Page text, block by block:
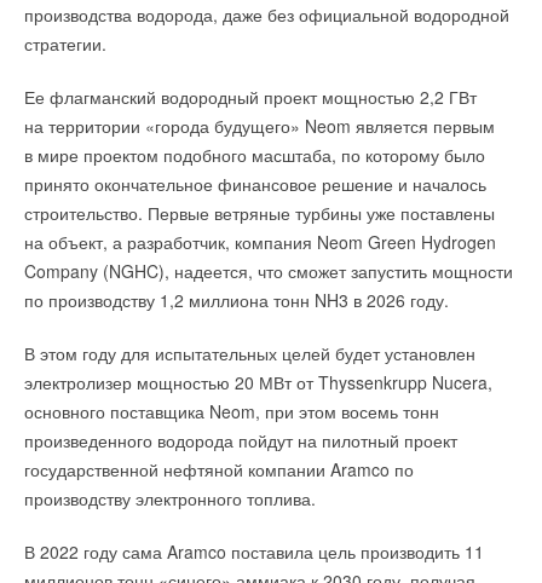
производства водорода, даже без официальной водородной
стратегии.
Ее флагманский водородный проект мощностью 2,2 ГВт
на территории «города будущего» Neom является первым
в мире проектом подобного масштаба, по которому было
принято окончательное финансовое решение и началось
строительство. Первые ветряные турбины уже поставлены
на объект, а разработчик, компания Neom Green Hydrogen
Company (NGHC), надеется, что сможет запустить мощности
по производству 1,2 миллиона тонн NH3 в 2026 году.
В этом году для испытательных целей будет установлен
электролизер мощностью 20 МВт от Thyssenkrupp Nucera,
основного поставщика Neom, при этом восемь тонн
произведенного водорода пойдут на пилотный проект
государственной нефтяной компании Aramco по
производству электронного топлива.
В 2022 году сама Aramco поставила цель производить 11
Текст комментария
Ваше имя *
Ваш E-mail *
Текст комментария